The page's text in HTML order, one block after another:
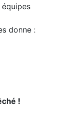
donne :
!